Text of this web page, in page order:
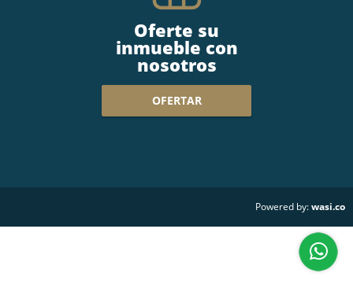
Oferte su
inmueble con
nosotros
OFERTAR
Powered by:wasi.co